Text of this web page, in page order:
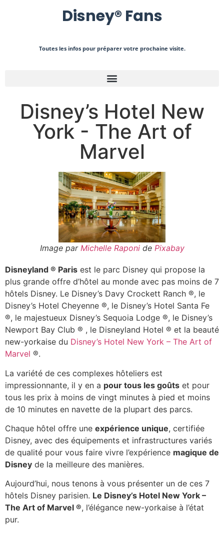
Disney® Fans
Toutes les infos pour préparer votre prochaine visite.
Disney’s Hotel New
York - The Art of
Marvel
Image par Michelle Raponide Pixabay
Disneyland ® Paris est le parc Disney qui propose la
plus grande offre d’hôtel au monde avec pas moins de 7
hôtels Disney. Le Disney’s Davy Crockett Ranch ®, le
Disney’s Hotel Cheyenne ®, le Disney’s Hotel Santa Fe
®, le majestueux Disney’s Sequoia Lodge ®, le Disney’s
Newport Bay Club ® , le Disneyland Hotel ® et la beauté
new-yorkaise du Disney’s Hotel New York – The Art of
Marvel ®.
La variété de ces complexes hôteliers est
impressionnante, il y en a pour tous les goûts et pour
tous les prix à moins de vingt minutes à pied et moins
de 10 minutes en navette de la plupart des parcs.
Chaque hôtel offre une expérience unique, certifiée
Disney, avec des équipements et infrastructures variés
de qualité pour vous faire vivre l’expérience magique de
Disney de la meilleure des manières.
Aujourd’hui, nous tenons à vous présenter un de ces 7
hôtels Disney parisien. Le Disney’s Hotel New York –
The Art of Marvel ®, l’élégance new-yorkaise à l’état
pur.